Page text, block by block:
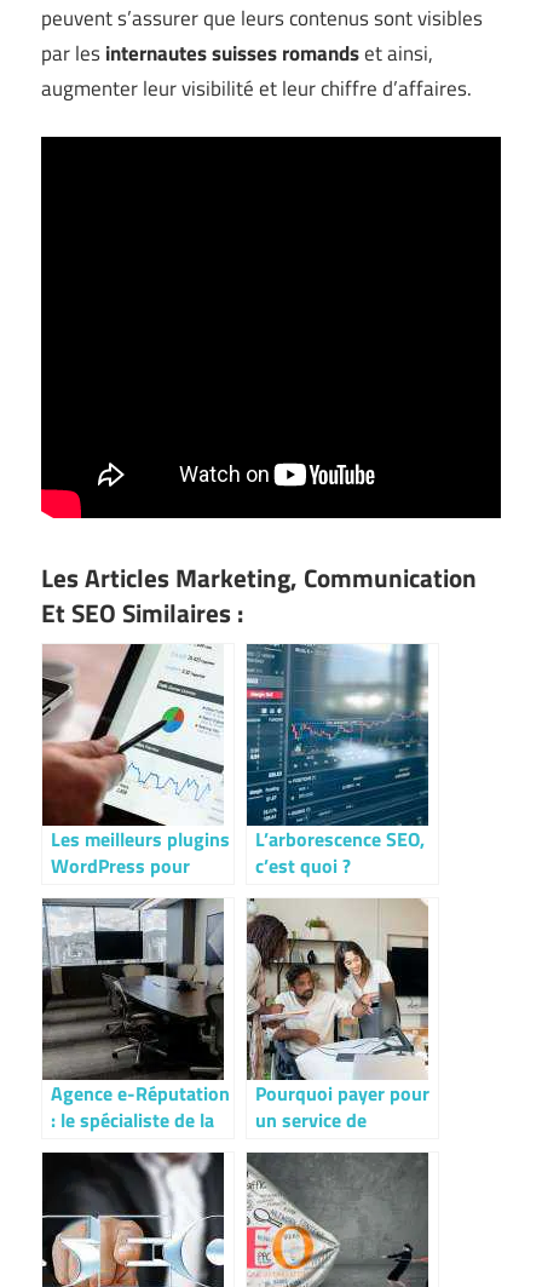
peuvent s’assurer que leurs contenus sont visibles
par lesinternautes suisses romandset ainsi,
augmenter leur visibilité et leur chiffre d’affaires.
Les Articles Marketing, Communication
Et SEO Similaires :
Les meilleurs plugins
WordPress pour
booster votre site
L’arborescence SEO,
c’est quoi ?
Agence e-Réputation
: le spécialiste de la
gestion de votre e-
réputation
Pourquoi payer pour
un service de
référencement